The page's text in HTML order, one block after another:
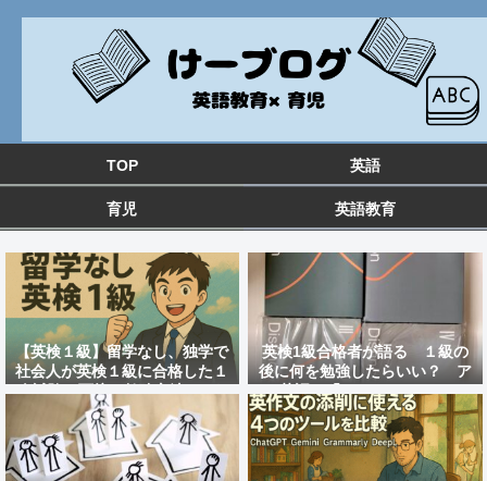
TOP 英語
育児 英語教育
【英検１級】留学なし、独学で
社会人が英検１級に合格した１
次試験と面接の勉強方法&おす
すめ教材を紹介！
英検1級合格者が語る １級の
後に何を勉強したらいい？ ア
ツ英語の「distinction」のレ
ビュー 大人の英語勉強法